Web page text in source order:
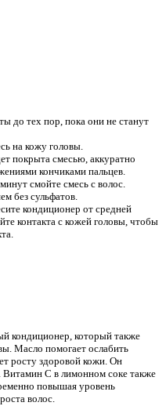
до тех пор, пока они не станут
на кожу головы.
покрыта смесью, аккуратно
кончиками пальцев.
смойте смесь с волос.
без сульфатов.
кондиционер от средней
контакта с кожей головы, чтобы
кондиционер, который также
Масло помогает ослабить
росту здоровой кожи. Он
Витамин С в лимонном соке также
повышая уровень
волос.